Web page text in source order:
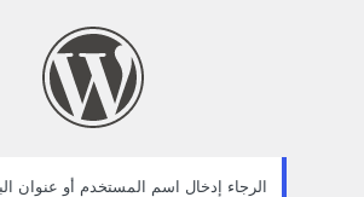
الرجاء إدخال اسم المستخدم أو عنوان